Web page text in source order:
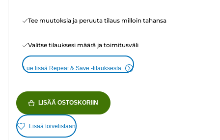
Tee muutoksia ja peruuta tilaus milloin tahansa
Valitse tilauksesi määrä ja toimitusväli
Lue lisää Repeat & Save -tilauksesta
LISÄÄ OSTOSKORIIN
Lisää toivelistaan